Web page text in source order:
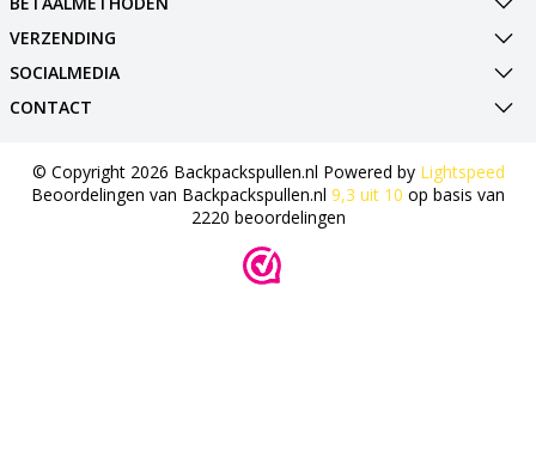
VERZENDING
SOCIALMEDIA
CONTACT
© Copyright 2026 Backpackspullen.nl Powered by Lightspeed
Beoordelingen van Backpackspullen.nl 9,3 uit 10 op basis van
2220 beoordelingen